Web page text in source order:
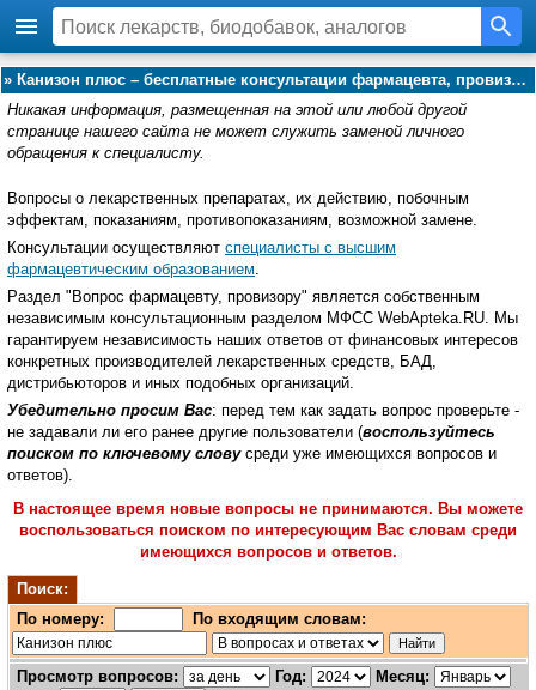
» Канизон плюс – бесплатные консультации фармацевта, провизора:
Никакая информация, размещенная на этой или любой другой
странице нашего сайта не может служить заменой личного
обращения к специалисту.
Вопросы о лекарственных препаратах, их действию, побочным
эффектам, показаниям, противопоказаниям, возможной замене.
Консультации осуществляют специалисты с высшим
фармацевтическим образованием.
Раздел "Вопрос фармацевту, провизору" является собственным
независимым консультационным разделом МФСС WebApteka.RU. Мы
гарантируем независимость наших ответов от финансовых интересов
конкретных производителей лекарственных средств, БАД,
дистрибьюторов и иных подобных организаций.
Убедительно просим Вас: перед тем как задать вопрос проверьте -
не задавали ли его ранее другие пользователи (воспользуйтесь
поиском по ключевому словусреди уже имеющихся вопросов и
ответов).
В настоящее время новые вопросы не принимаются. Вы можете
воспользоваться поиском по интересующим Вас словам среди
имеющихся вопросов и ответов.
Поиск:
По номеру:
По входящим словам:
Просмотр вопросов: Год:
Месяц: